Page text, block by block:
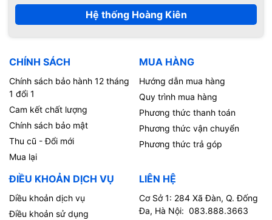
Hệ thống Hoàng Kiên
CHÍNH SÁCH
Chính sách bảo hành 12 tháng
1 đổi 1
Cam kết chất lượng
Chính sách bảo mật
Thu cũ - Đổi mới
Mua lại
MUA HÀNG
Hướng dẫn mua hàng
Quy trình mua hàng
Phương thức thanh toán
Phương thức vận chuyển
Phương thức trả góp
ĐIỀU KHOẢN DỊCH VỤ
Diều khoản dịch vụ
Điều khoản sử dụng
LIÊN HỆ
Cơ Sở 1: 284 Xã Đàn, Q. Đống
Đa, Hà Nội: 083.888.3663